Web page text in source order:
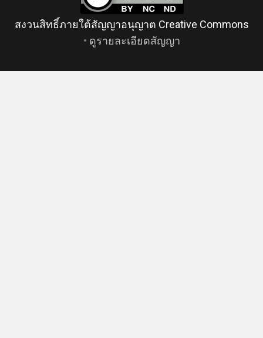
สงวนสิทธิ์ภายใต้สัญญาอนุญาต Creative Commons
• ดูรายละเอียดสัญญา